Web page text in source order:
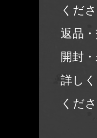
くださ
返品
開封
詳し
くださ